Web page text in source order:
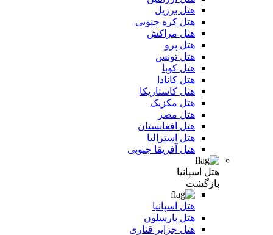
هتل برزیل
هتل کره جنوبی
هتل مراکش
هتل پرو
هتل تونس
هتل کوبا
هتل کانادا
هتل کاستاریکا
هتل مکزیک
هتل مصر
هتل افغانستان
هتل استرالیا
هتل آفریقا جنوبی
هتل اسپانیا
بازگشت
هتل اسپانیا
هتل بارسلون
هتل جزایر قناری